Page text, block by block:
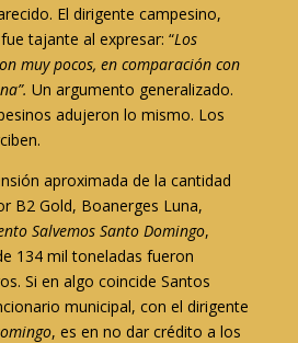
El dirigente campesino,
tajante al expresar: “Los
muy pocos, en comparación con
Un argumento generalizado.
adujeron lo mismo. Los
aproximada de la cantidad
B2 Gold, Boanerges Luna,
Salvemos Santo Domingo,
134 mil toneladas fueron
Si en algo coincide Santos
municipal, con el dirigente
, es en no dar crédito a los